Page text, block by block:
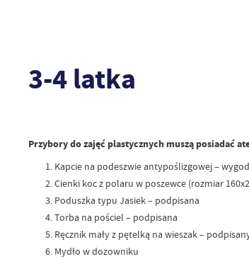
3-4 latka
Przybory do zajęć plastycznych muszą posiadać
Kapcie na podeszwie antypoślizgowej –
Cienki koc z polaru w poszewce (rozmiar
Poduszka typu Jasiek – podpisana
Torba na pościel – podpisana
Ręcznik mały z pętelką na wieszak –
Mydło w dozowniku